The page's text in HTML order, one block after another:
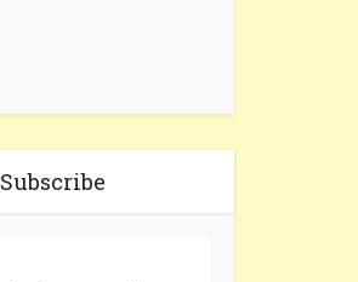
Subscribe